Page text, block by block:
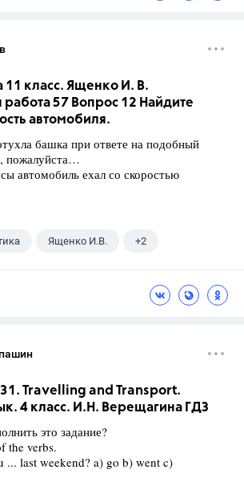
11 класс. Ященко И. В.
57 Вопрос 12 Найдите
автомобиля.
башка при ответе на подобный
пожалуйста…
автомобиль ехал со скоростью
Ященко И.В. +2
31. Travelling and Transport.
4 класс. И.Н. Верещагина ГДЗ
это задание?
the verbs.
last weekend? a) go b) went c)